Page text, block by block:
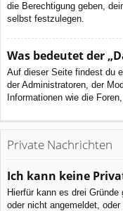
die Berechtigung geben,
selbst festzulegen.
Was bedeutet der
Auf dieser Seite findest du
der Administratoren, der
Informationen wie die
Private Nachrichten
Ich kann keine
Hierfür kann es drei
oder nicht angemeldet,